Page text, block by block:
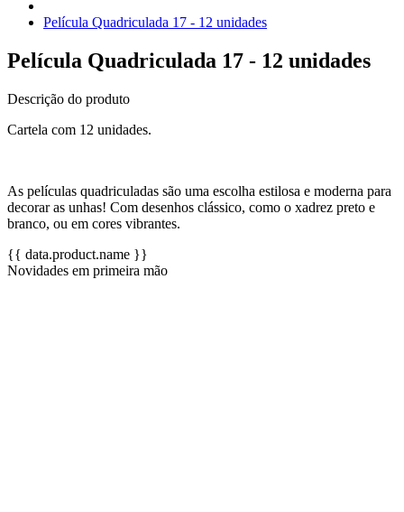
Película Quadriculada 17 - 12 unidades
Película Quadriculada 17 - 12 unidades
Descrição do produto
Cartela com 12 unidades.
As películas quadriculadas são uma escolha estilosa e moderna para
decorar as unhas! Com desenhos clássico, como o xadrez preto e
branco, ou em cores vibrantes.
{{ data.product.name }}
Novidades em primeira mão